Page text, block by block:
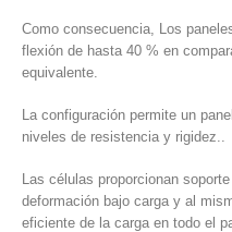
Como consecuencia, Los
flexión de hasta 40 % en
equivalente.
La configuración permite un
niveles de resistencia y rigidez..
Las células proporcionan
deformación bajo carga y al
eficiente de la carga en todo el